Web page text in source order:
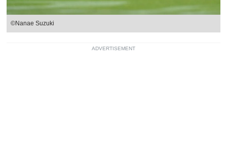
©Nanae Suzuki
ADVERTISEMENT